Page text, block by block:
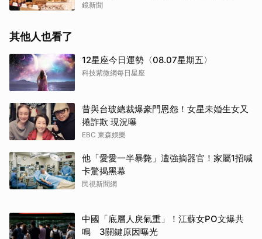
鏡新聞
其他人也看了
12星座今日運勢〈08.07星期五〉
科技紫微網每日星座
昔與台玻總裁爆豪門恩怨！女星未婚生女又
捲詐欺 現況曝
EBC 東森娛樂
他「愛愛一半暴斃」遭強摘器官！家屬1招喊
卡驚揭黑幕
民視新聞網
中國「底層人戾氣重」！江蘇女PO文爆共
鳴 3關鍵原因曝光